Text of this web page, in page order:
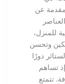
معنا 50568415 مقدمة عن
وتحسن
دورًا